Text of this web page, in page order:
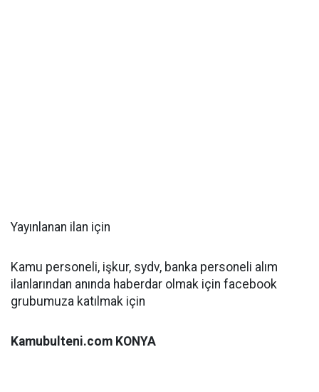
Yayınlanan ilan için
Kamu personeli, işkur, sydv, banka personeli alım
ilanlarından anında haberdar olmak için facebook
grubumuza katılmak için
Kamubulteni.com KONYA